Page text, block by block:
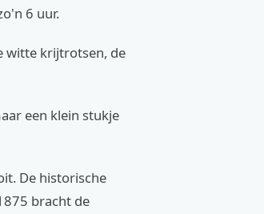
6 uur.
witte krijtrotsen, de
een klein stukje
De historische
bracht de